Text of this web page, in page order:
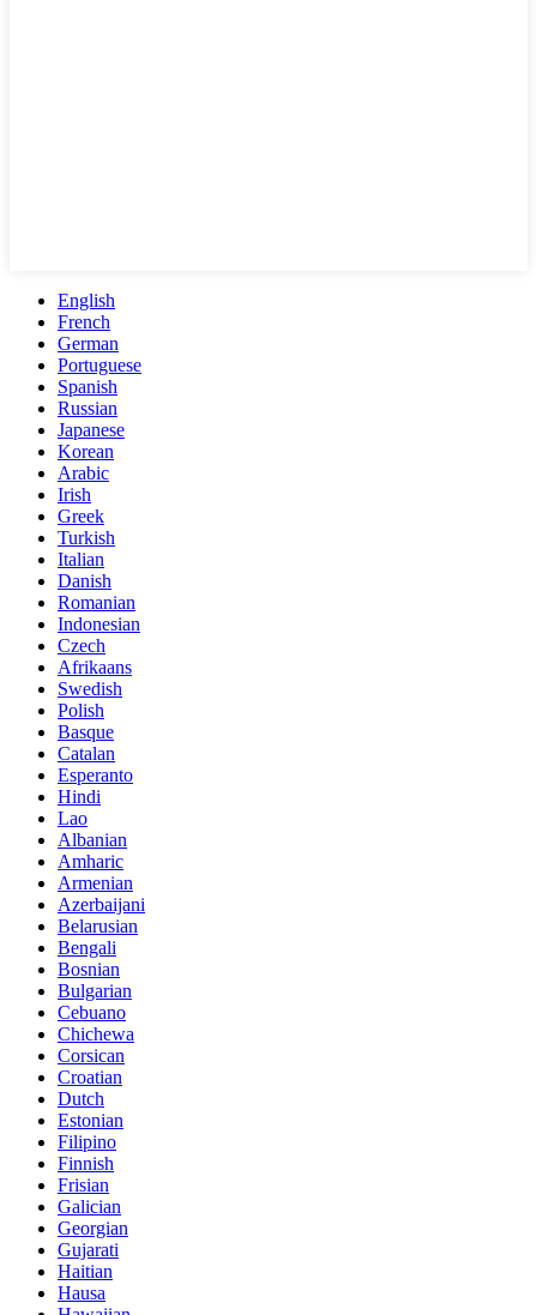
English
French
German
Portuguese
Spanish
Russian
Japanese
Korean
Arabic
Irish
Greek
Turkish
Italian
Danish
Romanian
Indonesian
Czech
Afrikaans
Swedish
Polish
Basque
Catalan
Esperanto
Hindi
Lao
Albanian
Amharic
Armenian
Azerbaijani
Belarusian
Bengali
Bosnian
Bulgarian
Cebuano
Chichewa
Corsican
Croatian
Dutch
Estonian
Filipino
Finnish
Frisian
Galician
Georgian
Gujarati
Haitian
Hausa